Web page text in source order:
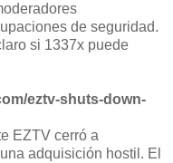
de seguridad.
si 1337x puede
eztv-shuts-down-
EZTV cerró a
adquisición hostil. El